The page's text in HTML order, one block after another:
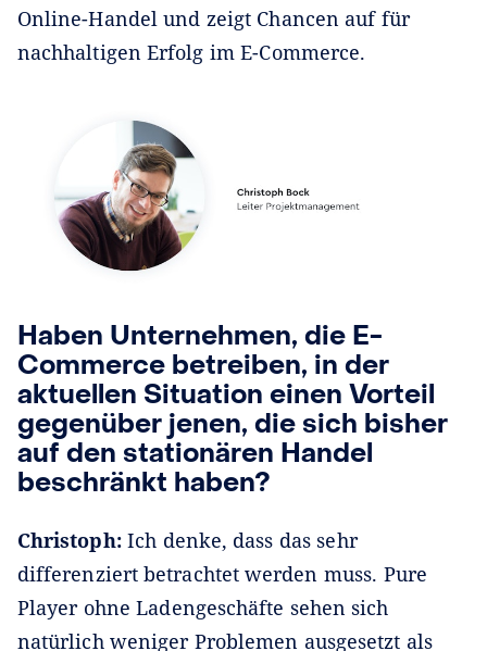
Online-Handel und zeigt Chancen auf für
nachhaltigen Erfolg im E-Commerce.
Haben Unternehmen, die E-
Commerce betreiben, in der
aktuellen Situation einen Vorteil
gegenüber jenen, die sich bisher
auf den stationären Handel
beschränkt haben?
Christoph:Ich denke, dass das sehr
differenziert betrachtet werden muss. Pure
Player ohne Ladengeschäfte sehen sich
natürlich weniger Problemen ausgesetzt als